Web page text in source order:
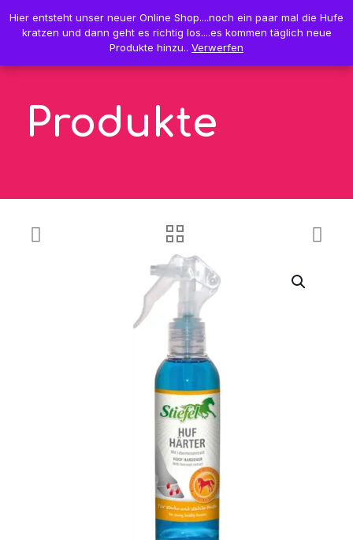
0 0,00 €
Produkte
Hier entsteht unser neuer Online Shop....noch ein paar mal die Hufe
kratzen und dann geht es richtig los....es kommen täglich neue
Produkte hinzu.. Verwerfen
Hier entsteht unser neuer Online Shop....noch ein paar mal die Hufe
kratzen und dann geht es richtig los....es kommen täglich neue
Produkte hinzu.. Verwerfen